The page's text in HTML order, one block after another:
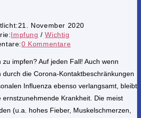
21. November 2020
Impfung / Wichtig
0 Kommentare
impfen? Auf jeden Fall! Auch wenn
die Corona-Kontaktbeschränkungen
Influenza ebenso verlangsamt, bleibt
Krankheit. Die meist
(u.a. hohes Fieber, Muskelschmerzen,